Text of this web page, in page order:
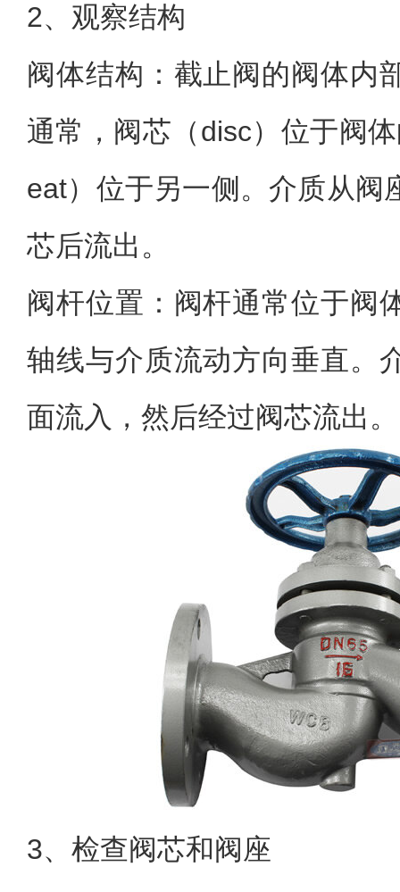
2、观察结构
阀体结构：截止阀的阀体内
通常，阀芯（disc）位于阀
eat）位于另一侧。介质从阀
芯后流出。
阀杆位置：阀杆通常位于阀
轴线与介质流动方向垂直。
面流入，然后经过阀芯流出。
3、检查阀芯和阀座